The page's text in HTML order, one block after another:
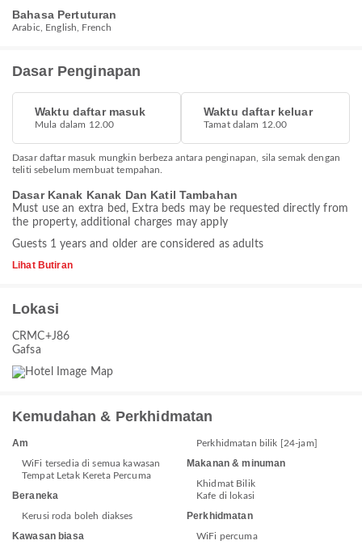
Bahasa Pertuturan
Arabic, English, French
Dasar Penginapan
Waktu daftar masuk
Mula dalam 12.00
Waktu daftar keluar
Tamat dalam 12.00
Dasar daftar masuk mungkin berbeza antara penginapan, sila semak dengan
teliti sebelum membuat tempahan.
Dasar Kanak Kanak Dan Katil Tambahan
Must use an extra bed, Extra beds may be requested directly from
the property, additional charges may apply
Guests 1 years and older are considered as adults
Lihat Butiran
Lokasi
CRMC+J86
Gafsa
Kemudahan & Perkhidmatan
Am
WiFi tersedia di semua kawasan
Tempat Letak Kereta Percuma
Beraneka
Kerusi roda boleh diakses
Kawasan biasa
Perkhidmatan bilik [24-jam]
Makanan & minuman
Khidmat Bilik
Kafe di lokasi
Perkhidmatan
WiFi percuma